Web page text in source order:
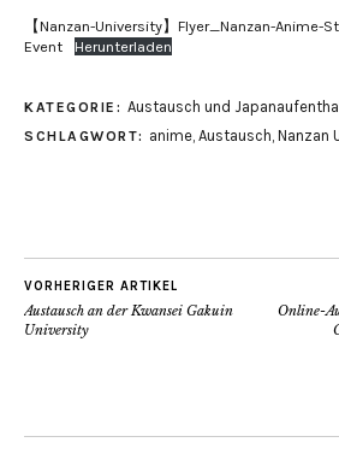
【Nanzan-University】Flyer_Nanzan-Anime-
Event
Herunterladen
KATEGORIE: Austausch und
SCHLAGWORT: anime, Austausch, Nanzan
VORHERIGER ARTIKEL
Austausch an der Kwansei Gakuin
University
Online-